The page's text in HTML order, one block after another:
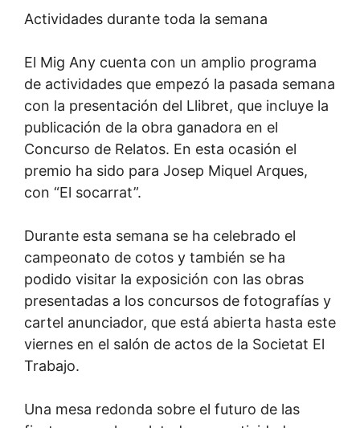
Actividades durante toda la semana
El Mig Any cuenta con un amplio programa
de actividades que empezó la pasada semana
con la presentación del Llibret, que incluye la
publicación de la obra ganadora en el
Concurso de Relatos. En esta ocasión el
premio ha sido para Josep Miquel Arques,
con “El socarrat”.
Durante esta semana se ha celebrado el
campeonato de cotos y también se ha
podido visitar la exposición con las obras
presentadas a los concursos de fotografías y
cartel anunciador, que está abierta hasta este
viernes en el salón de actos de la Societat El
Trabajo.
Una mesa redonda sobre el futuro de las